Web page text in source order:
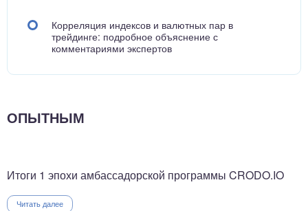
Корреляция индексов и валютных пар в
трейдинге: подробное объяснение с
комментариями экспертов
ОПЫТНЫМ
Итоги 1 эпохи амбассадорской программы CRODO.IO
Читать далее